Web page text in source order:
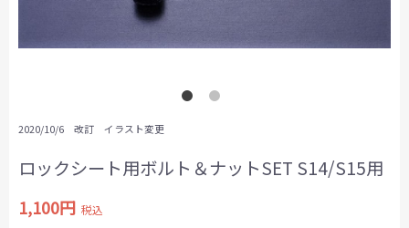
2020/10/6 改訂 イラスト変更
ロックシート用ボルト＆ナットSET S14/S15用
1,100円 税込